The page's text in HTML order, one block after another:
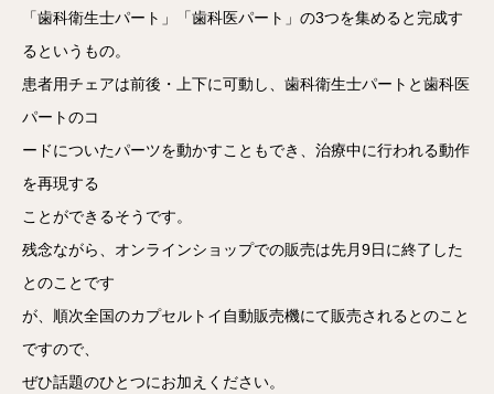
「歯科衛生士パート」「歯科医パート」の3つを集めると完成す
るというもの。
患者用チェアは前後・上下に可動し、歯科衛生士パートと歯科医
パートのコ
ードについたパーツを動かすこともでき、治療中に行われる動作
を再現する
ことができるそうです。
残念ながら、オンラインショップでの販売は先月9日に終了した
とのことです
が、順次全国のカプセルトイ自動販売機にて販売されるとのこと
ですので、
ぜひ話題のひとつにお加えください。